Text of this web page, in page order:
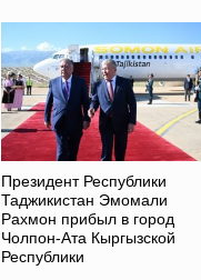
Президент Республики
Таджикистан Эмомали
Рахмон прибыл в город
Чолпон-Ата Кыргызской
Республики